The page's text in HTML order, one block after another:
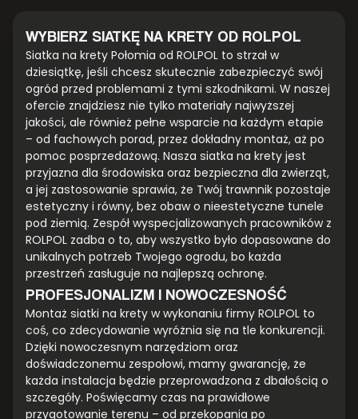
WYBIERZ SIATKĘ NA KRETY OD ROLPOL
Siatka na krety Połomia od ROLPOL to strzał w
dziesiątkę, jeśli chcesz skutecznie zabezpieczyć swój
ogród przed problemami z tymi szkodnikami. W naszej
ofercie znajdziesz nie tylko materiały najwyższej
jakości, ale również pełne wsparcie na każdym etapie
– od fachowych porad, przez dokładny montaż, aż po
pomoc posprzedażową. Nasza siatka na krety jest
przyjazna dla środowiska oraz bezpieczna dla zwierząt,
a jej zastosowanie sprawia, że Twój trawnnik pozostaje
estetyczny i równy, bez obaw o nieestetyczne tunele
pod ziemią. Zespół wyspecjalizowanych pracowników z
ROLPOL zadba o to, aby wszystko było dopasowane do
unikalnych potrzeb Twojego ogrodu, bo każda
przestrzeń zasługuje na najlepszą ochronę.
PROFESJONALIZM I NOWOCZESNOŚĆ
Montaż siatki na krety w wykonaniu firmy ROLPOL to
coś, co zdecydowanie wyróżnia się na tle konkurencji.
Dzięki nowoczesnym narzędziom oraz
doświadczonemu zespołowi, mamy gwarancję, że
każda instalacja będzie przeprowadzona z dbałością o
szczegóły. Poświęcamy czas na prawidłowe
przygotowanie terenu – od przekopania po